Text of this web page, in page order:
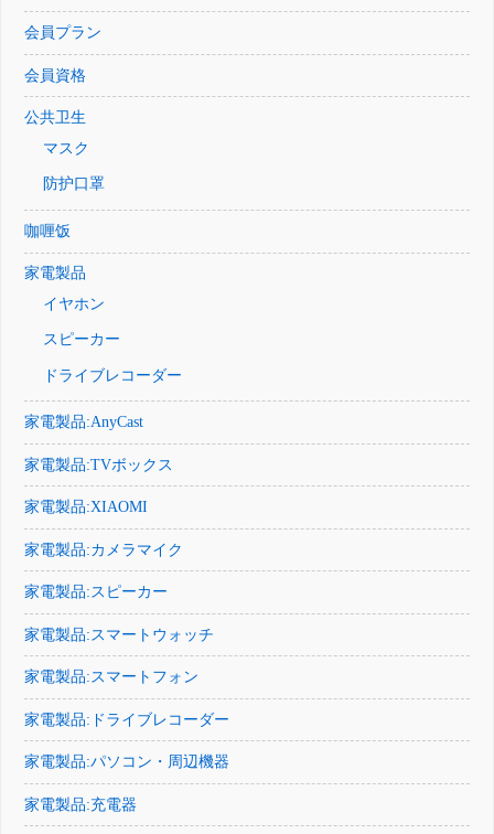
会員プラン
会員資格
公共卫生
マスク
防护口罩
咖喱饭
家電製品
イヤホン
スピーカー
ドライブレコーダー
家電製品:AnyCast
家電製品:TVボックス
家電製品:XIAOMI
家電製品:カメラマイク
家電製品:スピーカー
家電製品:スマートウォッチ
家電製品:スマートフォン
家電製品:ドライブレコーダー
家電製品:パソコン・周辺機器
家電製品:充電器